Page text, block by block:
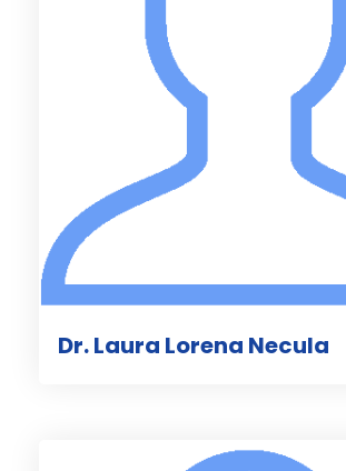
Dr. Laura Lorena Necula